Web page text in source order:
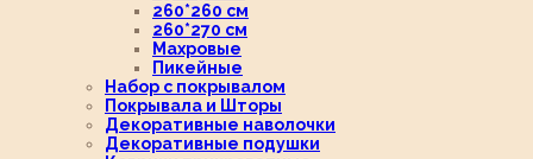
260*260 см
260*270 см
Махровые
Пикейные
Набор с покрывалом
Покрывала и Шторы
Декоративные наволочки
Декоративные подушки